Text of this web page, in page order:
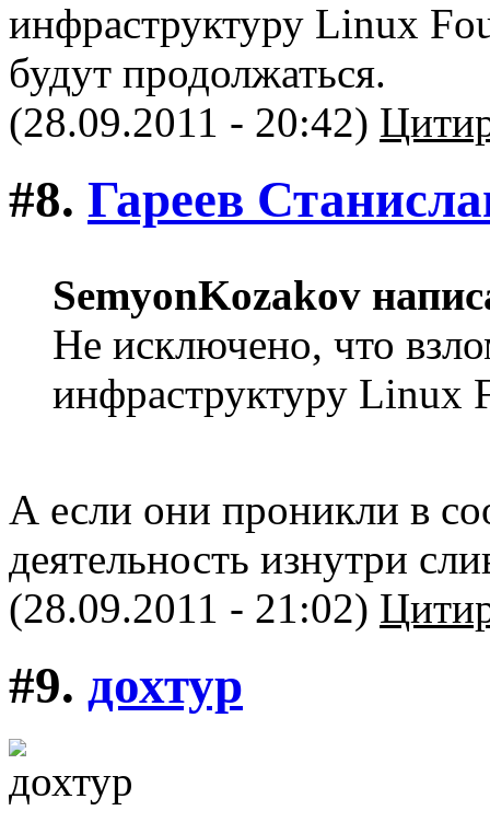
инфраструктуру Linux
будут продолжаться.
(28.09.2011 - 20:42)
#8. Гареев
SemyonKozakov
Не исключено, что
инфраструктуру Linux
А если они проникли в
деятельность изнутри
(28.09.2011 - 21:02)
#9. дохтур